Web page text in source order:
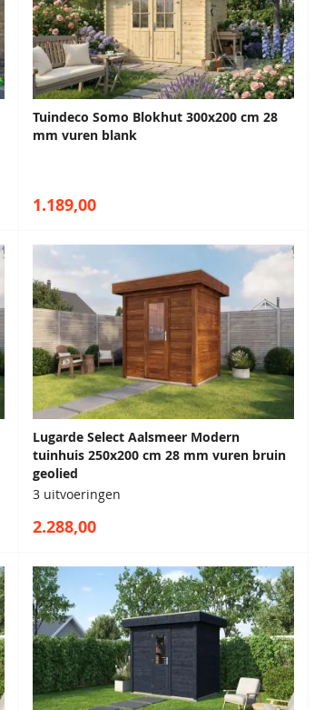
Tuindeco Somo Blokhut 300x200 cm 28
mm vuren blank
1.189,00
Lugarde Select Aalsmeer Modern
tuinhuis 250x200 cm 28 mm vuren bruin
geolied
3 uitvoeringen
2.288,00